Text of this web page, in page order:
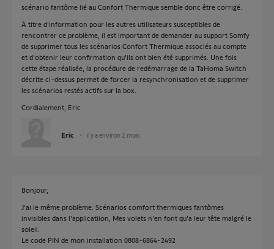
scénario fantôme lié au Confort Thermique semble donc être corrigé.
À titre d'information pour les autres utilisateurs susceptibles de
rencontrer ce problème, il est important de demander au support Somfy
de supprimer tous les scénarios Confort Thermique associés au compte
et d'obtenir leur confirmation qu'ils ont bien été supprimés. Une fois
cette étape réalisée, la procédure de redémarrage de la TaHoma Switch
décrite ci-dessus permet de forcer la resynchronisation et de supprimer
les scénarios restés actifs sur la box.
Cordialement, Eric
Eric il y a environ 2 mois
Bonjour,
J'ai le même problème. Scénarios comfort thermiques fantômes
invisibles dans l'applicatiion, Mes volets n'en font qu'a leur tête malgré le
soleil.
Le code PIN de mon installation 0808-6864-2492